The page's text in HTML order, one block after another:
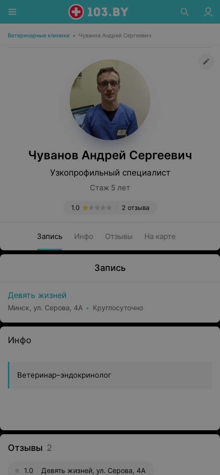
Ветеринарные клиники • Чуванов Андрей Сергеевич
Чуванов Андрей Сергеевич
Узкопрофильный специалист
Стаж 5 лет
2 отзыва
1.0
Запись Инфо Отзывы На карте
Запись
Девять жизней
Минск, ул. Серова, 4А Круглосуточно
Инфо
Ветеринар–эндокринолог
Отзывы 2
1.0 Девять жизней, ул. Серова, 4А